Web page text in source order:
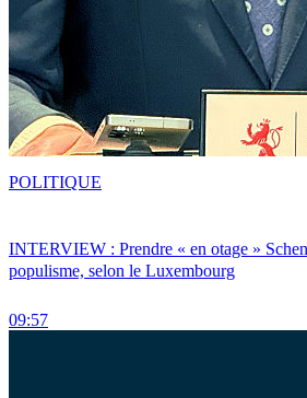
INTERVIEW : Prendre « en otage »
populisme, selon le Luxembourg
09:57
POLITIQUE